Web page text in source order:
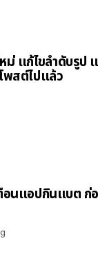
แก้ไขลำดับรูป แ
พสต์ไปแล้ว
อนแอปกินแบต ก่